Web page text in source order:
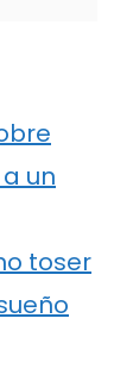
un
toser